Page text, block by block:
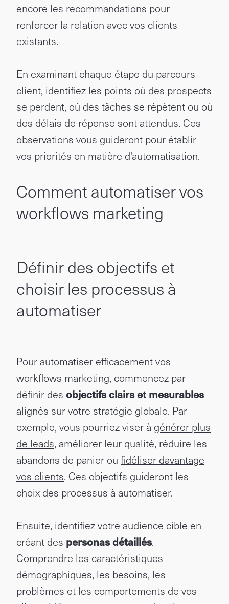
encore les recommandations pour
renforcer la relation avec vos clients
existants.
En examinant chaque étape du parcours
client, identifiez les points où des prospects
se perdent, où des tâches se répètent ou où
des délais de réponse sont attendus. Ces
observations vous guideront pour établir
vos priorités en matière d'automatisation.
Comment automatiser vos
workflows marketing
Définir des objectifs et
choisir les processus à
automatiser
Pour automatiser efficacement vos
workflows marketing, commencez par
définir des objectifs clairs et mesurables
alignés sur votre stratégie globale. Par
exemple, vous pourriez viser à générer plus
de leads, améliorer leur qualité, réduire les
abandons de panier ou fidéliser davantage
vos clients. Ces objectifs guideront les
choix des processus à automatiser.
Ensuite, identifiez votre audience cible en
créant des personas détaillés.
Comprendre les caractéristiques
démographiques, les besoins, les
problèmes et les comportements de vos